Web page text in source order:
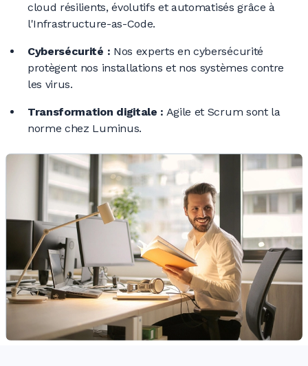
cloud résilients, évolutifs et automatisés grâce à
l'Infrastructure-as-Code.
Cybersécurité : Nos experts en cybersécurité
protègent nos installations et nos systèmes contre
les virus.
Transformation digitale : Agile et Scrum sont la
norme chez Luminus.